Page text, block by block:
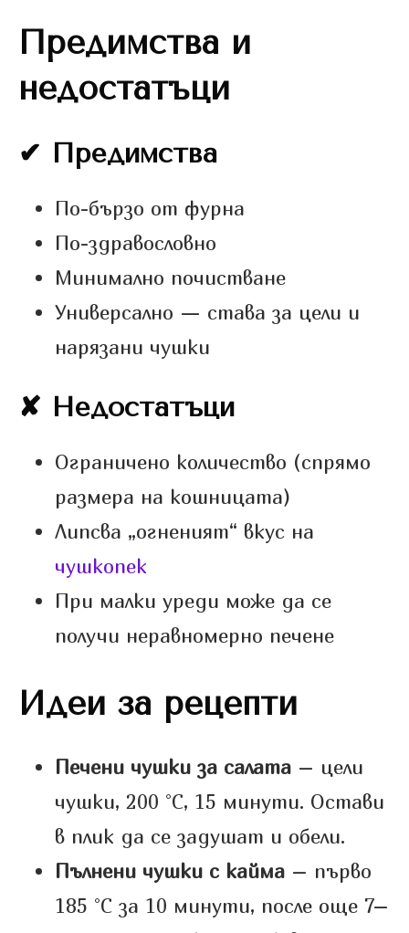
Предимства и
недостатъци
✔ Предимства
По-бързо от фурна
По-здравословно
Минимално почистване
Универсално — става за цели и
нарязани чушки
✘ Недостатъци
Ограничено количество (спрямо
размера на кошницата)
Липсва „огненият“ вкус на
чушкопек
При малки уреди може да се
получи неравномерно печене
Идеи за рецепти
Печени чушки за салата – цели
чушки, 200 °C, 15 минути. Остави
в плик да се задушат и обели.
Пълнени чушки с кайма – първо
185 °C за 10 минути, после още 7–